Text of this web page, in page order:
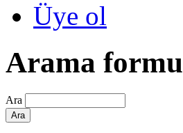
Üye ol
Arama formu
Ara